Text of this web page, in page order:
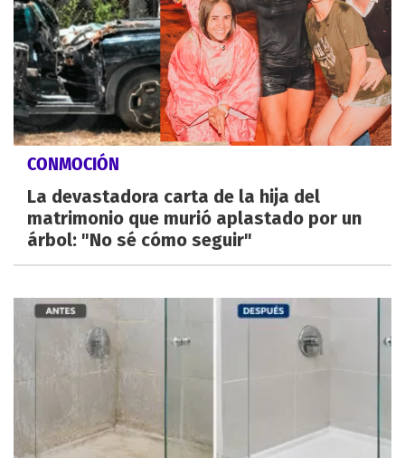
CONMOCIÓN
La devastadora carta de la hija del
matrimonio que murió aplastado por un
árbol: "No sé cómo seguir"